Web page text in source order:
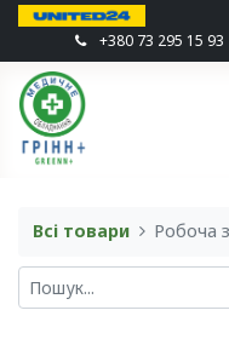
+380 73 295 15 93
Всі товари Робоча